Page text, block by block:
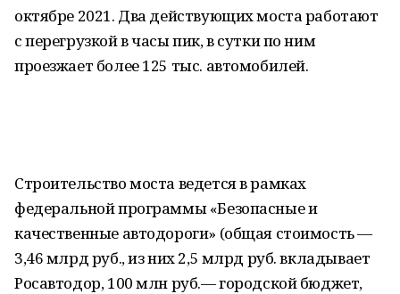
октябре 2021. Два действующих моста работают
с перегрузкой в часы пик, в сутки по ним
проезжает более 125 тыс. автомобилей.
Строительство моста ведется в рамках
федеральной программы «Безопасные и
качественные автодороги» (общая стоимость —
3,46 млрд руб., из них 2,5 млрд руб. вкладывает
Росавтодор, 100 млн руб.— городской бюджет,